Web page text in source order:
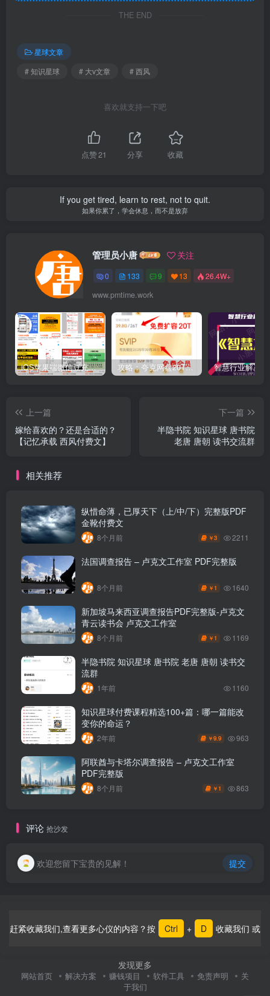
THE END
星球文章
# 知识星球
# 大v文章 # 西风
喜欢就支持一下吧
点赞21 分享 收藏
If you get tired, learn to rest, not to quit.
如果你累了，学会休息，而不是放弃
管理员小唐 关注
0 133 9 13 26.4W+
www.pmtime.work
iOS苹果端微信豆充值1:10的方法 攻略：夸克网盘20T空间免费扩容 免费会员申请 附最新申请步骤和技巧
上一篇
嫁给喜欢的？还是合适的？
【记忆承载 西风付费文】
下一篇
半隐书院 知识星球 唐书院
老唐 唐朝 读书交流群
相关推荐
纵惜命薄，已厚天下（上/中/下）完整版PDF
金靴付费文
8个月前 ￥3 2211
法国调查报告 – 卢克文工作室 PDF完整版
8个月前 ￥ 1 1640
新加坡马来西亚调查报告PDF完整版-卢克文
青云读书会 卢克文工作室
8个月前 ￥ 1 1169
半隐书院 知识星球 唐书院 老唐 唐朝 读书交
流群
1年前 1160
知识星球付费课程精选100+篇：哪一篇能改
变你的命运？
2年前 ￥9.9 963
阿联酋与卡塔尔调查报告 – 卢克文工作室
PDF完整版
8个月前 ￥ 1 863
评论 抢沙发
欢迎您留下宝贵的见解！ 提交
赶紧收藏我们,查看更多心仪的内容？按 Ctrl + D 收藏我们 或
发现更多
网站首页 解决方案 赚钱项目 软件工具 免责声明
关
于我们